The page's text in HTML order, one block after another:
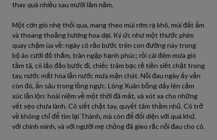
thay quá nhiều sau mười lăm năm.
Một cơn gió nhẹ thổi qua, mang theo mùi rơm rạ khô, mùi đất ẩm
và thoang thoảng hương hoa dại. Ký ức như một thước phim
quay chậm ùa về: ngày cô rảo bước trên con đường này trong
bộ áo cưới đỏ thắm, tràn ngập hạnh phúc; rồi cái đêm mưa gió
tầm tã, cô lảo đảo bước đi, chiếc trâm bạc rẻ tiền siết chặt trong
tay, nước mắt hòa lẫn nước mưa mặn chát. Nỗi đau ngày ấy vẫn
còn đó, ẩn sâu trong lồng ngực. Lòng Xuân bỗng dấy lên cảm
xúc lẫn lộn: hoài niệm về một thời đã mất, và xót xa cho những
vết sẹo chưa lành. Cô siết chặt tay, quyết tâm thầm nhủ. Cô trở
về không chỉ để tìm lại Thành, mà còn để đối diện với quá khứ,
với chính mình, và với người mẹ chồng đã gieo rắc nỗi đau cho cô.